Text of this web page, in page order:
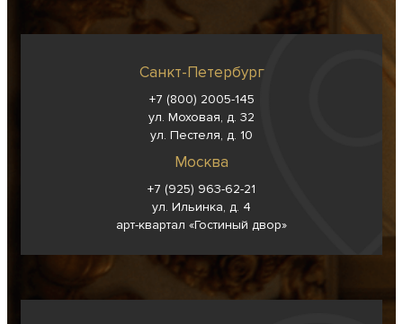
Санкт-Петербург
+7 (800) 2005-145
ул. Моховая, д. 32
ул. Пестеля, д. 10
Москва
+7 (925) 963-62-21
ул. Ильинка, д. 4
арт-квартал «Гостиный двор»